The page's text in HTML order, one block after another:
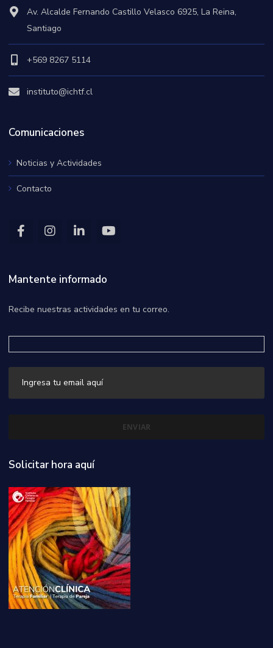
Av. Alcalde Fernando Castillo Velasco 6925, La Reina,
Santiago
+569 8267 5114
instituto@ichtf.cl
Comunicaciones
Noticias y Actividades
Contacto
Mantente informado
Recibe nuestras actividades en tu correo.
Solicitar hora aquí